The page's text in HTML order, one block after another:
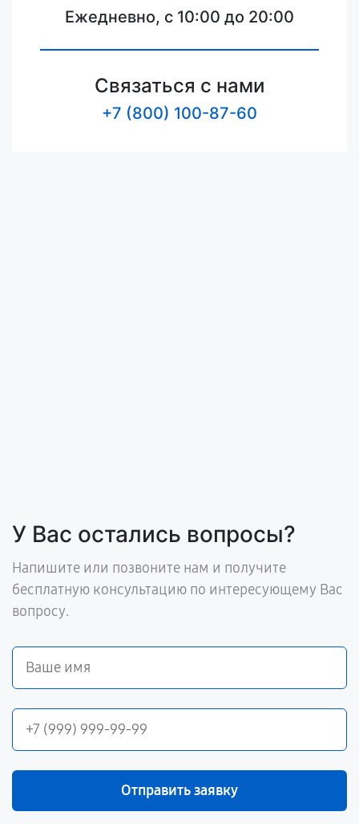
Ежедневно, с 10:00 до 20:00
Связаться с нами
+7 (800) 100-87-60
У Вас остались вопросы?
Напишите или позвоните нам и получите
бесплатную консультацию по интересующему Вас
вопросу.
Отправить заявку